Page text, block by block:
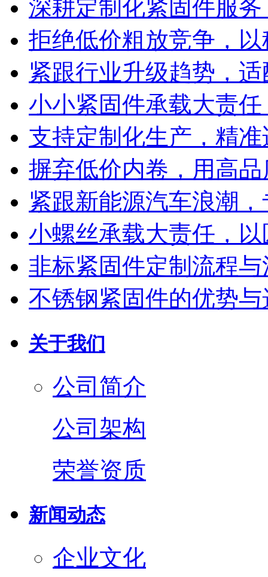
深耕定制化紧固件服
拒绝低价粗放竞争，
紧跟行业升级趋势，
小小紧固件承载大责
支持定制化生产，精
摒弃低价内卷，用高
紧跟新能源汽车浪潮
小螺丝承载大责任，
非标紧固件定制流程
不锈钢紧固件的优势
关于我们
公司简介
公司架构
荣誉资质
新闻动态
企业文化